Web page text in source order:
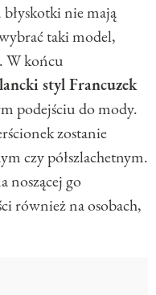
nie mają
taki model,
W końcu
styl Francuzek
podejściu do mody.
zostanie
czy półszlachetnym.
noszącej go
również na osobach,